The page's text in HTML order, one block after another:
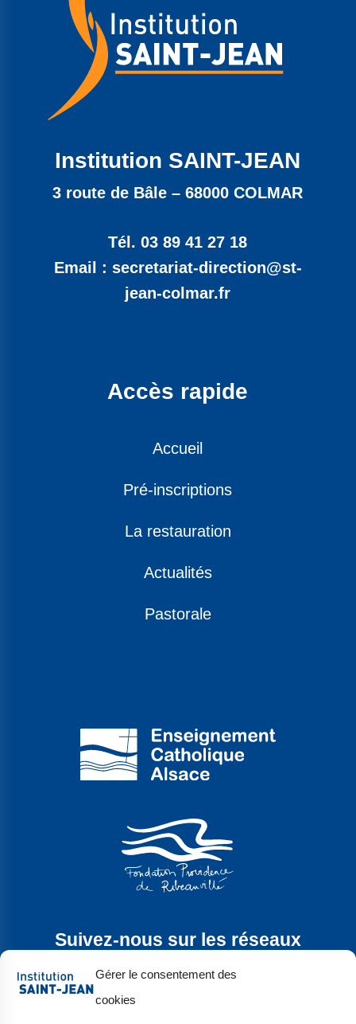
Gérer le consentement des
cookies
Institution SAINT-JEAN
3 route de Bâle – 68000 COLMAR
Tél. 03 89 41 27 18
Email : secretariat-direction@st-
jean-colmar.fr
Accès rapide
Accueil
Pré-inscriptions
La restauration
Actualités
Pastorale
Suivez-nous sur les réseaux